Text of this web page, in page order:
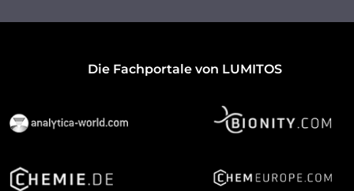
Die Fachportale von LUMITOS